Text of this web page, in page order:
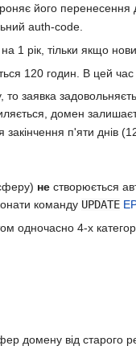
його перенесення
auth-code.
1 рік, тільки якщо
120 годин. В цей
заявка
домен
закінчення п'яти
не створюється
команду UPDATE
одночасно 4-х
домену від старого